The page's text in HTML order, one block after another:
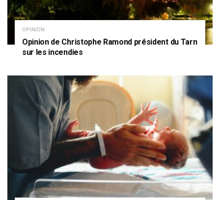
OPINION
Opinion de Christophe Ramond président du Tarn
sur les incendies